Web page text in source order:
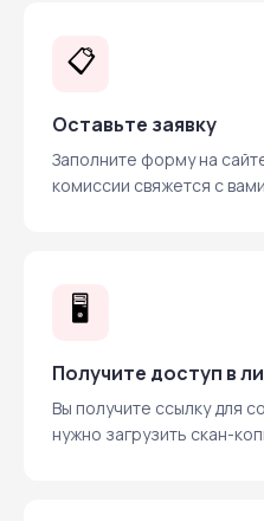
📋
Оставьте заявку
Заполните форму на
комиссии свяжется с
🖥️
Получите доступ в
Вы получите ссылку для
нужно загрузить скан-